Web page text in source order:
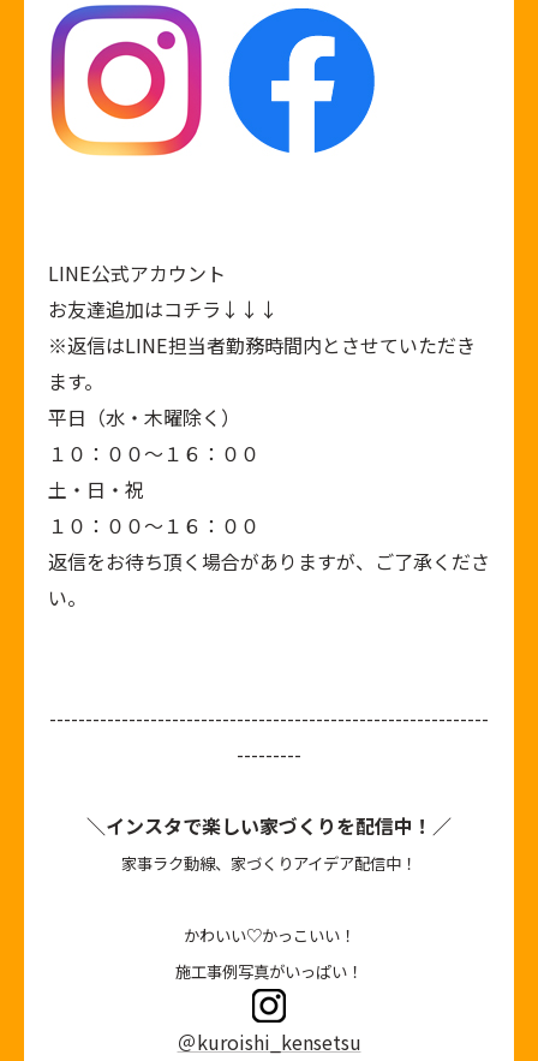
LINE公式アカウント
お友達追加はコチラ↓↓↓
※返信はLINE担当者勤務時間内とさせていただき
ます。
平日（水・木曜除く）
１０：００～１６：００
土・日・祝
１０：００～１６：００
返信をお待ち頂く場合がありますが、ご了承くださ
い。
-------------------------------------------------------------
---------
＼インスタで楽しい家づくりを配信中！／
家事ラク動線、家づくりアイデア配信中！
かわいい♡かっこいい！
施工事例写真がいっぱい！
＠kuroishi_kensetsu